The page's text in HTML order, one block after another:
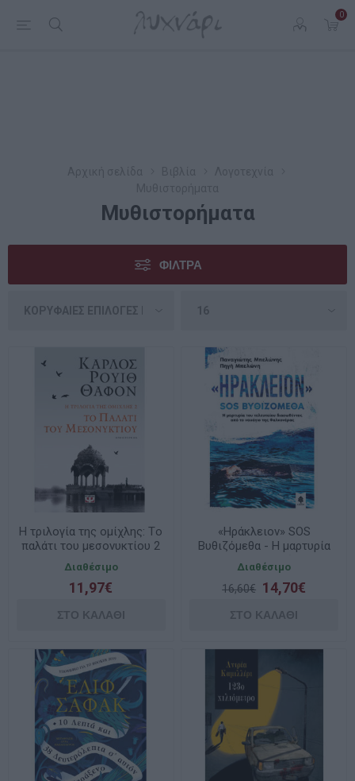
0
Μυθιστορήματα
ΦΊΛΤΡΑ
Η τριλογία της ομίχλης: Tο
παλάτι του μεσονυκτίου 2
Διαθέσιμο
11,97€
«Ηράκλειον» SOS
Βυθιζόμεθα - Η μαρτυρία
του τελευταίου
διασωθέντος από το
ναυάγιο της Φαλκονέρας
Διαθέσιμο
16,60€ 14,70€